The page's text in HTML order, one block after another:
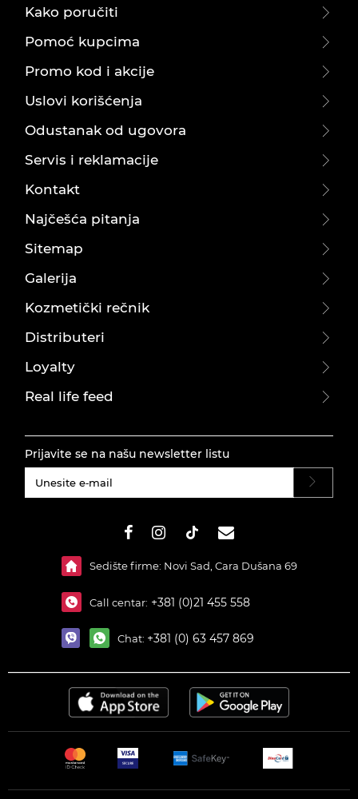
Kako poručiti
Pomoć kupcima
Promo kod i akcije
Uslovi korišćenja
Odustanak od ugovora
Servis i reklamacije
Kontakt
Najčešća pitanja
Sitemap
Galerija
Kozmetički rečnik
Distributeri
Loyalty
Real life feed
Prijavite se na našu newsletter listu
Sedište firme: Novi Sad, Cara Dušana 69
Call centar: +381 (0)21 455 558
Chat: +381 (0) 63 457 869